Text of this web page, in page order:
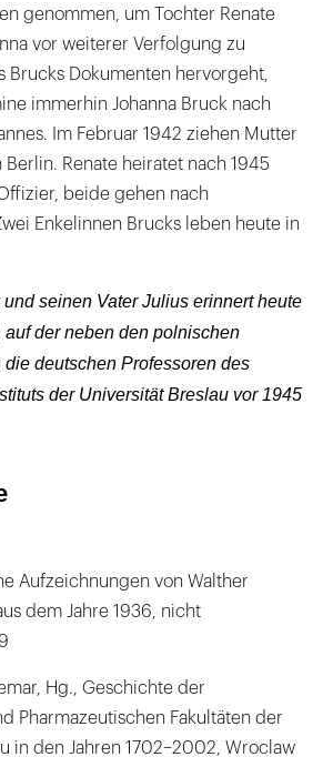
genommen, um Tochter Renate
vor weiterer Verfolgung zu
Brucks Dokumenten hervorgeht,
immerhin Johanna Bruck nach
Im Februar 1942 ziehen Mutter
Renate heiratet nach 1945
beide gehen nach
Enkelinnen Brucks leben heute in
seinen Vater Julius erinnert heute
der neben den polnischen
deutschen Professoren des
der Universität Breslau vor 1945
Aufzeichnungen von Walther
dem Jahre 1936, nicht
Hg., Geschichte der
Pharmazeutischen Fakultäten der
in den Jahren 1702–2002, Wroclaw